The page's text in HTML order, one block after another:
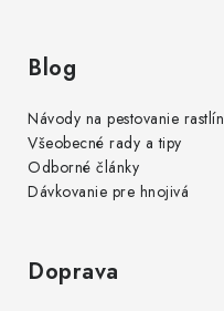
Blog
Návody na pestovanie rastlín
Všeobecné rady a tipy
Odborné články
Dávkovanie pre hnojivá
Doprava